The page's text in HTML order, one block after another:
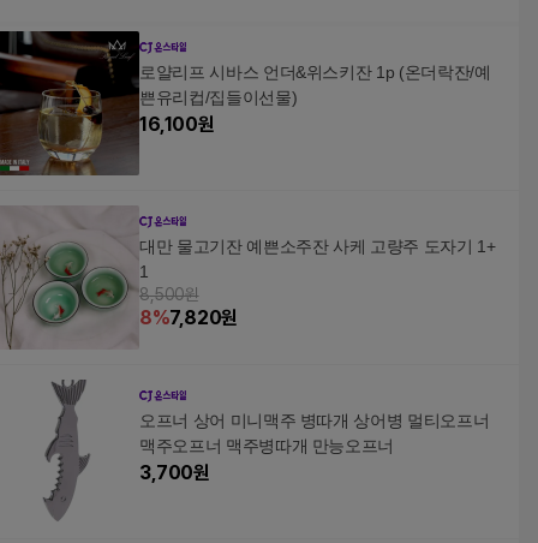
로얄리프 시바스 언더&위스키잔 1p (온더락잔/예
쁜유리컵/집들이선물)
16,100원
대만 물고기잔 예쁜소주잔 사케 고량주 도자기 1+
1
8,500원
8%7,820원
오프너 상어 미니맥주 병따개 상어병 멀티오프너
맥주오프너 맥주병따개 만능오프너
3,700원